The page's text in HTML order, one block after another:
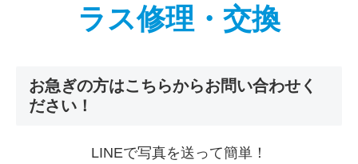
ラス修理・交換
お急ぎの方はこちらからお問い合わせく
ださい！
LINEで写真を送って簡単！